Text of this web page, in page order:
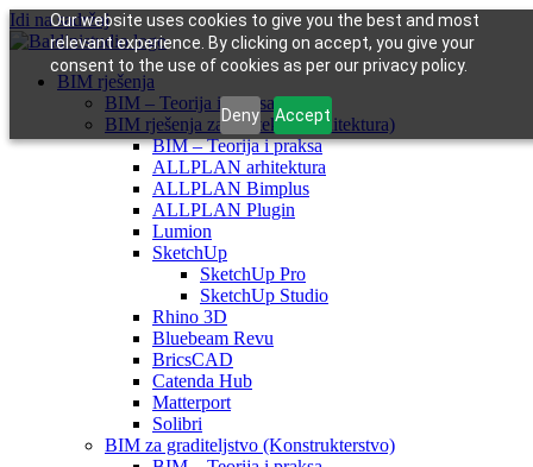
Our website uses cookies to give you the best and most
relevant experience. By clicking on accept, you give your
consent to the use of cookies as per our privacy policy.
Deny Accept
Idi na sadržaj
BIM rješenja
BIM – Teorija i praksa
BIM rješenja za arhitekte (Arhitektura)
BIM – Teorija i praksa
ALLPLAN arhitektura
ALLPLAN Bimplus
ALLPLAN Plugin
Lumion
SketchUp
SketchUp Pro
SketchUp Studio
Rhino 3D
Bluebeam Revu
BricsCAD
Catenda Hub
Matterport
Solibri
BIM za graditeljstvo (Konstrukterstvo)